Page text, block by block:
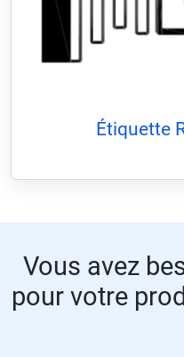
Étiquette
Vous avez
pour votre